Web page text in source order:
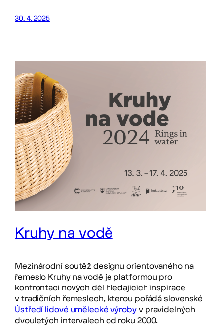
30. 4. 2025
Kruhy na vodě
Mezinárodní soutěž designu orientovaného na
řemeslo Kruhy na vodě je platformou pro
konfrontaci nových děl hledajících inspirace
v tradičních řemeslech, kterou pořádá slovenské
Ústředí lidové umělecké výrobyv pravidelných
dvouletých intervalech od roku 2000.